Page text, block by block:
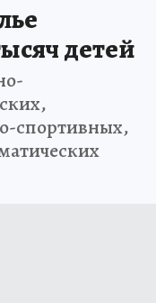
детей
спортивных,